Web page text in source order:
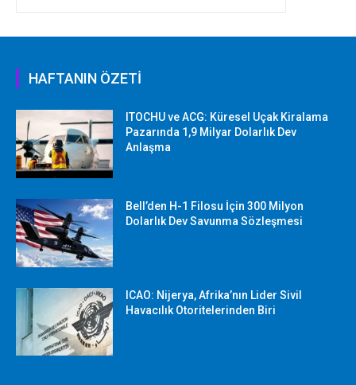
HAFTANIN ÖZETİ
ITOCHU ve ACG: Küresel Uçak Kiralama
Pazarında 1,9 Milyar Dolarlık Dev
Anlaşma
Bell’den H-1 Filosu İçin 300 Milyon
Dolarlık Dev Savunma Sözleşmesi
ICAO: Nijerya, Afrika’nın Lider Sivil
Havacılık Otoritelerinden Biri